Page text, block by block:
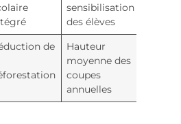
sensibilisation
des élèves
de
Hauteur
moyenne des
coupes
annuelles